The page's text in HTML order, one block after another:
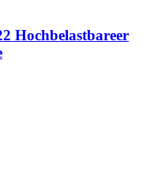
Hochbelastbareer